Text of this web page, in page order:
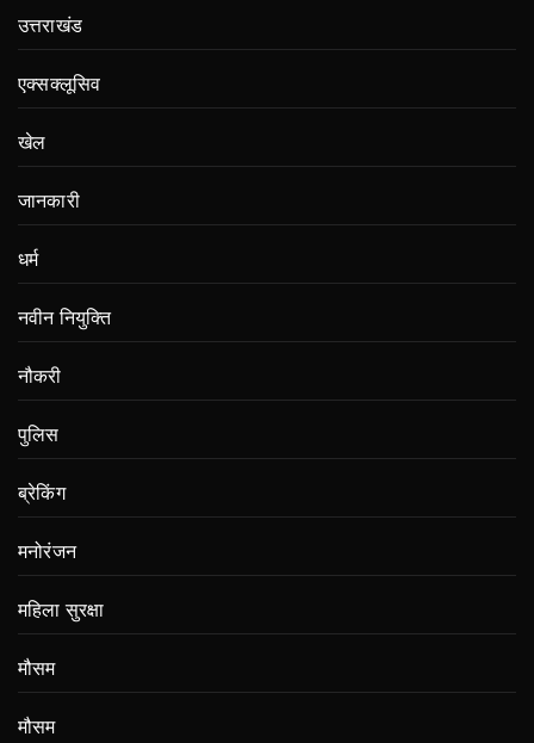
उत्तराखंड
एक्सक्लूसिव
खेल
जानकारी
धर्म
नवीन नियुक्ति
नौकरी
पुलिस
ब्रेकिंग
मनोरंजन
महिला सुरक्षा
मौसम
मौसम